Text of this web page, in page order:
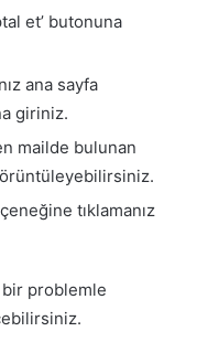
et’ butonuna
ana sayfa
giriniz.
mailde bulunan
tıklamanız
problemle